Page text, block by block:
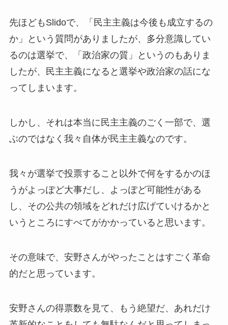
先ほどもSlidoで、「民主主義は今後も成立するの
か」という質問がありましたが、多分意識してい
るのは選挙で、「政治家の質」というのもありま
したが、民主主義になると選挙や政治家の話にな
ってしまいます。
しかし、それは本当に民主主義のごく一部で、選
ぶのではなく我々自体が民主主義なのです。
我々が選挙で投票すること以外で何をするかのほ
うがよっぽど大事だし、よっぽど可能性がある
し、その公共の領域をどれだけ広げていけるかと
いうところにすべてがかかっていると思います。
その意味で、安野さんがやったことはすごく革命
的だと思っています。
安野さんの得票数を見て、もう絶望だ、あれだけ